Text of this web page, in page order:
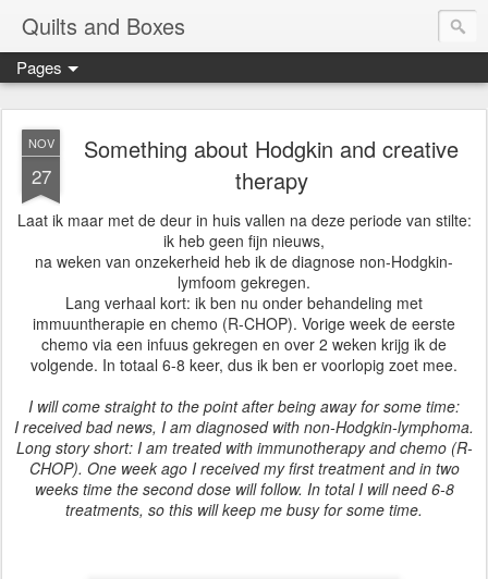
Quilts and Boxes
Pages
NOV
27
Something about Hodgkin and creative
therapy
Laat ik maar met de deur in huis vallen na deze periode van stilte:
ik heb geen fijn nieuws,
na weken van onzekerheid heb ik de diagnose non-Hodgkin-
lymfoom gekregen.
Lang verhaal kort: ik ben nu onder behandeling met
immuuntherapie en chemo (R-CHOP). Vorige week de eerste
chemo via een infuus gekregen en over 2 weken krijg ik de
volgende. In totaal 6-8 keer, dus ik ben er voorlopig zoet mee.
I will come straight to the point after being away for some time:
I received bad news, I am diagnosed with non-Hodgkin-lymphoma.
Long story short: I am treated with immunotherapy and chemo (R-
CHOP). One week ago I received my first treatment and in two
weeks time the second dose will follow. In total I will need 6-8
treatments, so this will keep me busy for some time.